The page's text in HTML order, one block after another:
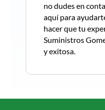
no dudes en
aquí para
hacer que tu
Suministros
y exitosa.